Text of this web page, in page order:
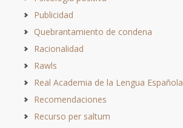
Publicidad
Quebrantamiento de condena
Racionalidad
Rawls
Real Academia de la Lengua Española
Recomendaciones
Recurso per saltum